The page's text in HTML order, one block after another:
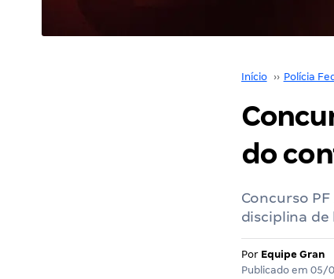
Início ›› Polícia
do
Concurso
disciplina de
Por Equipe Gran
Publicado em 05/